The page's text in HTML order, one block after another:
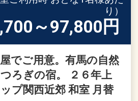
り）
～97,800 円
でご用意。有馬の自然
ろぎの宿。 ２６年上
プ関西近郊 和室 月替